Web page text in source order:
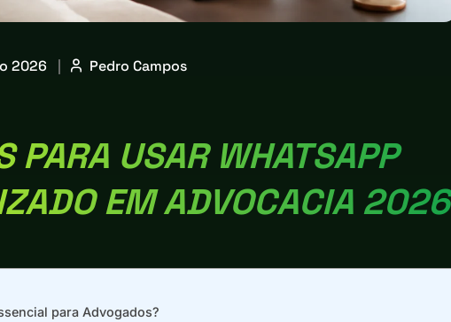
2026 Pedro Campos
PARA USAR WHATSAPP
EM ADVOCACIA 2026
para Advogados?